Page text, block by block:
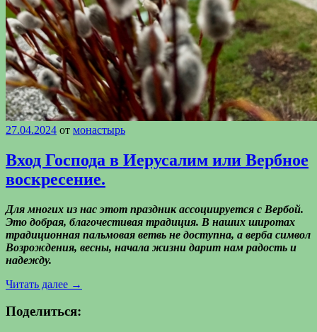
27.04.2024 от монастырь
Вход Господа в Иерусалим или Вербное
воскресение.
Для многих из нас этот праздник ассоциируется с Вербой.
Это добрая, благочестивая традиция. В наших широтах
традиционная пальмовая ветвь не доступна, а верба символ
Возрождения, весны, начала жизни дарит нам радость и
надежду.
Читать далее →
Поделиться: